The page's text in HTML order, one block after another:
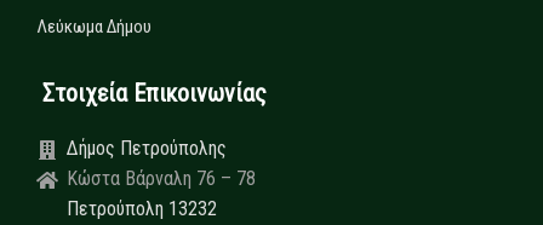
Λεύκωμα Δήμου
Στοιχεία Επικοινωνίας
Δήμος Πετρούπολης
Κώστα Βάρναλη 76 – 78
Πετρούπολη 13232